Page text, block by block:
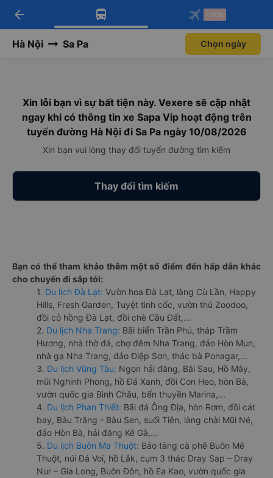
Tải app Vexere ngay!
Nhận ưu đãi thành viên độc
Mở app
Tải app Vexere
-30k/ghế khi đặt vé máy bay qua
Mở app
arrow_back -30k
Hà Nội Sa Pa Chọn ngày
Xin lỗi bạn vì sự bất tiện này. Vexere sẽ cập nhật
ngay khi có thông tin xe Sapa Vip hoạt động trên
tuyến đường Hà Nội đi Sa Pa ngày 10/08/2026
Xin bạn vui lòng thay đổi tuyến đường tìm kiếm
Thay đổi tìm kiếm
Bạn có thể tham khảo thêm một số điểm đến hấp dẫn khác
cho chuyến đi sắp tới:
1. Du lịch Đà Lạt: Vườn hoa Đà Lạt, làng Cù Lần, Happy
Hills, Fresh Garden, Tuyệt tình cốc, vườn thú Zoodoo,
đồi cỏ hồng Đà Lạt, đồi chè Cầu Đất,...
2. Du lịch Nha Trang: Bãi biển Trần Phú, tháp Trầm
Hương, nhà thờ đá, chợ đêm Nha Trang, đảo Hòn Mun,
nhà ga Nha Trang, đảo Điệp Sơn, thác bà Ponagar,...
3. Du lịch Vũng Tàu: Ngọn hải đăng, Bãi Sau, Hồ Mây,
mũi Nghinh Phong, hồ Đá Xanh, đồi Con Heo, hòn Bà,
vườn quốc gia Bình Châu, bến thuyền Marina,...
4. Du lịch Phan Thiết: Bãi đá Ông Địa, hòn Rơm, đồi cát
bay, Bàu Trắng - Bàu Sen, suối Tiên, làng chài Mũi Né,
đảo Hòn Bà, hải đăng Kê Gà,...
5. Du lịch Buôn Ma Thuột: Bảo tàng cà phê Buôn Mê
Thuột, núi Đá Voi, hồ Lắk, cụm 3 thác Dray Sap – Dray
Nur – Gia Long, Buôn Đôn, hồ Ea Kao, vườn quốc gia